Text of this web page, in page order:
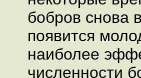
бобров снова
появится
наиболее
численности